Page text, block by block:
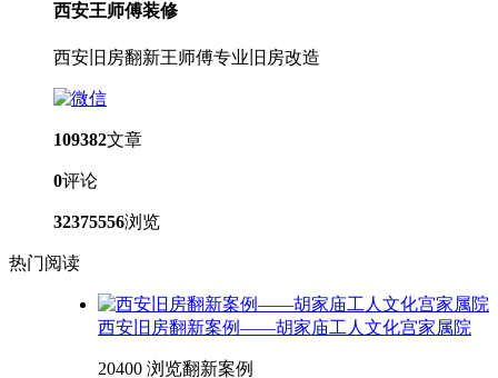
西安王师傅装修
西安旧房翻新王师傅专业旧房改造
109382文章
0评论
32375556浏览
热门阅读
西安旧房翻新案例——胡家庙工人文化宫家属院
20400 浏览翻新案例